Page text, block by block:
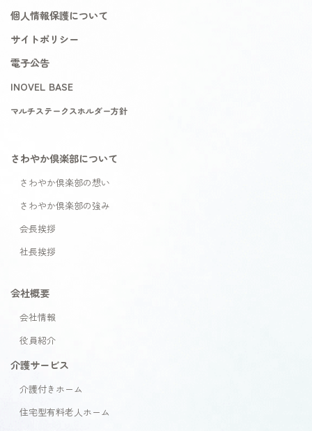
個人情報保護について
サイトポリシー
電子公告
INOVEL BASE
マルチステークスホルダー方針
さわやか倶楽部について
さわやか倶楽部の想い
さわやか倶楽部の強み
会長挨拶
社長挨拶
会社概要
会社情報
役員紹介
介護サービス
介護付きホーム
住宅型有料老人ホーム